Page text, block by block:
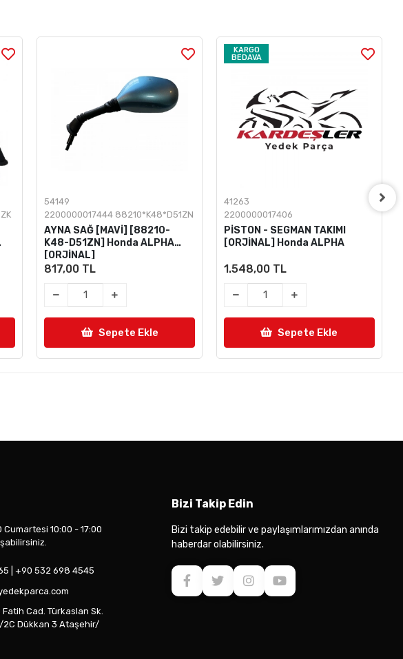
54149
2200000017444 88210*K48*D51ZN
AYNA SAĞ [MAVİ] [88210-
K48-D51ZN] Honda ALPHA
[ORJİNAL]
817,00 TL
Sepete Ekle
KARGO
BEDAVA
41263
2200000017406
PİSTON - SEGMAN TAKIMI
[ORJİNAL] Honda ALPHA
1.548,00 TL
Sepete Ekle
10:00 - 17:00
| +90 532 698 4545
Cad. Türkaslan Sk.
2C Dükkan 3 Ataşehir/
Bizi Takip Edin
Bizi takip edebilir ve paylaşımlarımızdan anında
haberdar olabilirsiniz.